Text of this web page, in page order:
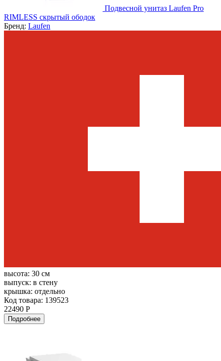
Подвесной унитаз Laufen Pro
RIMLESS скрытый ободок
Бренд: Laufen
высота: 30 см
выпуск: в стену
крышка: отдельно
Код товара: 139523
22490 Р
Подробнее